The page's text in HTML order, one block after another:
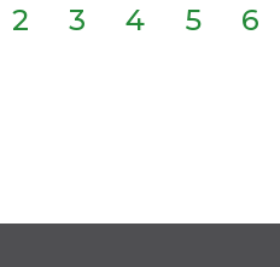
2 3 4 5 6